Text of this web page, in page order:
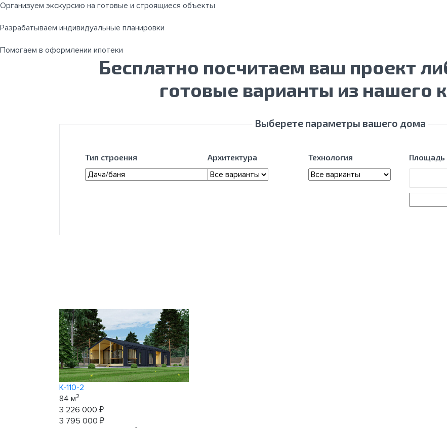
Организуем экскурсию на готовые и строящиеся объекты
Разрабатываем индивидуальные планировки
Помогаем в оформлении ипотеки
Бесплатно посчитаем ваш проект
готовые варианты из нашего
Выберете параметры вашего дома
Тип строения Архитектура Технология Площадь
К-110-2
84 м2
3 226 000 ₽
3 795 000 ₽